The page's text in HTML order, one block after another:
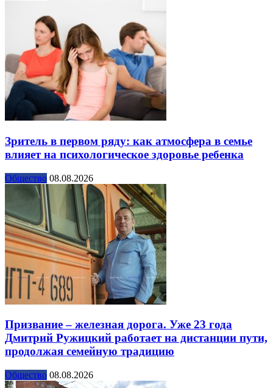
Зритель в первом ряду: как атмосфера в семье
влияет на психологическое здоровье ребенка
Общество 08.08.2026
Призвание – железная дорога. Уже 23 года
Дмитрий Ружицкий работает на дистанции пути,
продолжая семейную традицию
Общество 08.08.2026